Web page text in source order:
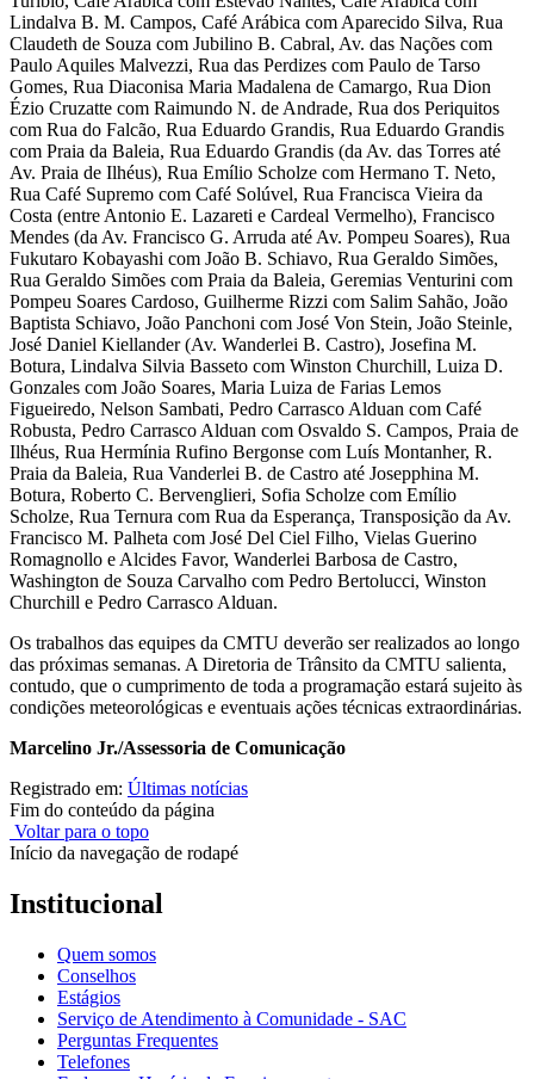
Lindalva B. M. Campos, Café Arábica com Aparecido Silva, Rua
Claudeth de Souza com Jubilino B. Cabral, Av. das Nações com
Paulo Aquiles Malvezzi, Rua das Perdizes com Paulo de Tarso
Gomes, Rua Diaconisa Maria Madalena de Camargo, Rua Dion
Ézio Cruzatte com Raimundo N. de Andrade, Rua dos Periquitos
com Rua do Falcão, Rua Eduardo Grandis, Rua Eduardo Grandis
com Praia da Baleia, Rua Eduardo Grandis (da Av. das Torres até
Av. Praia de Ilhéus), Rua Emílio Scholze com Hermano T. Neto,
Rua Café Supremo com Café Solúvel, Rua Francisca Vieira da
Costa (entre Antonio E. Lazareti e Cardeal Vermelho), Francisco
Mendes (da Av. Francisco G. Arruda até Av. Pompeu Soares), Rua
Fukutaro Kobayashi com João B. Schiavo, Rua Geraldo Simões,
Rua Geraldo Simões com Praia da Baleia, Geremias Venturini com
Pompeu Soares Cardoso, Guilherme Rizzi com Salim Sahão, João
Baptista Schiavo, João Panchoni com José Von Stein, João Steinle,
José Daniel Kiellander (Av. Wanderlei B. Castro), Josefina M.
Botura, Lindalva Silvia Basseto com Winston Churchill, Luiza D.
Gonzales com João Soares, Maria Luiza de Farias Lemos
Figueiredo, Nelson Sambati, Pedro Carrasco Alduan com Café
Robusta, Pedro Carrasco Alduan com Osvaldo S. Campos, Praia de
Ilhéus, Rua Hermínia Rufino Bergonse com Luís Montanher, R.
Praia da Baleia, Rua Vanderlei B. de Castro até Josepphina M.
Botura, Roberto C. Bervenglieri, Sofia Scholze com Emílio
Scholze, Rua Ternura com Rua da Esperança, Transposição da Av.
Francisco M. Palheta com José Del Ciel Filho, Vielas Guerino
Romagnollo e Alcides Favor, Wanderlei Barbosa de Castro,
Washington de Souza Carvalho com Pedro Bertolucci, Winston
Churchill e Pedro Carrasco Alduan.
Os trabalhos das equipes da CMTU deverão ser realizados ao longo
das próximas semanas. A Diretoria de Trânsito da CMTU salienta,
contudo, que o cumprimento de toda a programação estará sujeito às
condições meteorológicas e eventuais ações técnicas extraordinárias.
Marcelino Jr./Assessoria de Comunicação
Registrado em: Últimas notícias
Fim do conteúdo da página
Voltar para o topo
Início da navegação de rodapé
Institucional
Quem somos
Conselhos
Estágios
Serviço de Atendimento à Comunidade - SAC
Perguntas Frequentes
Telefones